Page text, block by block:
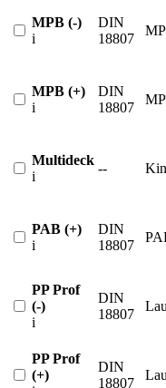
MPB (-)
i
DIN
18807
MPB (+)
i
DIN
18807
Multideck
i
--
PAB (+)
i
DIN
18807
PP Prof
(-)
i
DIN
18807
PP Prof
(+)
DIN
18807